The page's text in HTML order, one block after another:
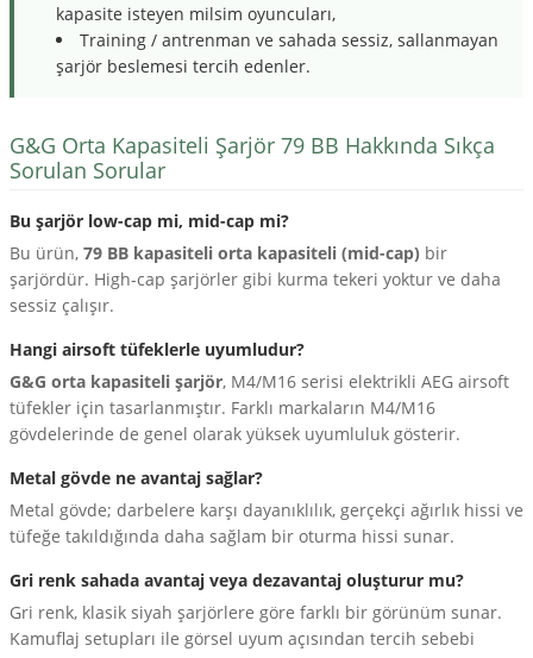
kapasite isteyen milsim oyuncuları,
Training / antrenman ve sahada sessiz, sallanmayan
şarjör beslemesi tercih edenler.
G&G Orta Kapasiteli Şarjör 79 BB Hakkında Sıkça
Sorulan Sorular
Bu şarjör low-cap mi, mid-cap mi?
Bu ürün, 79 BB kapasiteli orta kapasiteli (mid-cap) bir
şarjördür. High-cap şarjörler gibi kurma tekeri yoktur ve daha
sessiz çalışır.
Hangi airsoft tüfeklerle uyumludur?
G&G orta kapasiteli şarjör, M4/M16 serisi elektrikli AEG airsoft
tüfekler için tasarlanmıştır. Farklı markaların M4/M16
gövdelerinde de genel olarak yüksek uyumluluk gösterir.
Metal gövde ne avantaj sağlar?
Metal gövde; darbelere karşı dayanıklılık, gerçekçi ağırlık hissi ve
tüfeğe takıldığında daha sağlam bir oturma hissi sunar.
Gri renk sahada avantaj veya dezavantaj oluşturur mu?
Gri renk, klasik siyah şarjörlere göre farklı bir görünüm sunar.
Kamuflaj setupları ile görsel uyum açısından tercih sebebi